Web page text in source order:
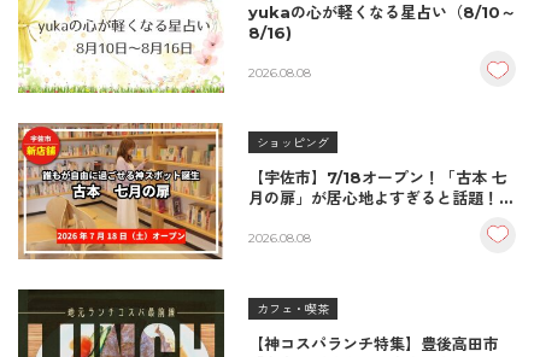
yukaの心が軽くなる星占い（8/10～
8/16)
2026.08.08
ショッピング
【宇佐市】7/18オープン！「古本 七
月の扉」が居心地よすぎると話題！絶
至福の読書空間
2026.08.08
カフェ・喫茶
【神コスパランチ特集】豊後高田市